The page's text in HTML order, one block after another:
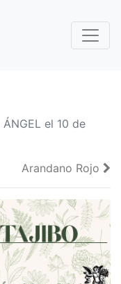
el 10 de
Arandano Rojo